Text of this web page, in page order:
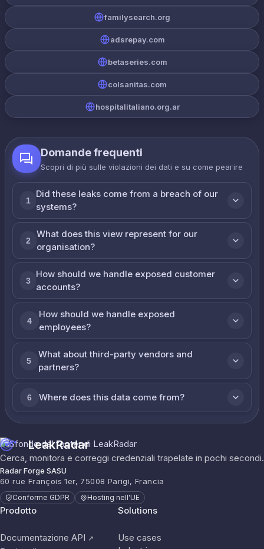
familysearch.org
adsrepay.com
betaseries.com
colsanitas.com
hospitalitaliano.org.ar
Domande frequenti
Scopri di più sulle violazioni dei dati e su come реагire
1
Did these leaks come from a breach of our
systems?
2
What does this view represent for our
organisation?
3
How should we handle exposed customer
accounts?
4
How should we handle exposed
employees?
5
What about third-party vendors and
partners?
6 Where does this data come from?
LeakRadar
Cerca, monitora e correggi credenziali trapelate in pochi secondi.
Radar Forge SASU
60 rue François 1er, 75008 Parigi, Francia
Conforme GDPR Hosting nell'UE
Prodotto
Documentazione API ↗
Solutions
Use cases